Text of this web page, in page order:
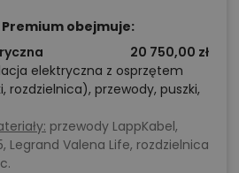
obejmuje:
20 750,00 zł
elektryczna z osprzętem
rozdzielnica), przewody, puszki,
przewody LappKabel,
Legrand Valena Life, rozdzielnica